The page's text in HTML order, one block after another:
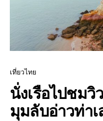
เที่ยวไทย
นั่งเรือไปชม
มุมลับอ่าวท่าเ